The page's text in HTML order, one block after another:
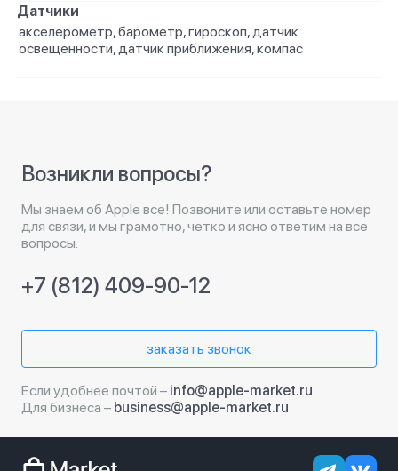
Датчики
акселерометр, барометр, гироскоп, датчик
освещенности, датчик приближения, компас
Возникли вопросы?
Мы знаем об Apple все! Позвоните или оставьте номер
для связи, и мы грамотно, четко и ясно ответим на все
вопросы.
+7 (812) 409-90-12
заказать звонок
Если удобнее почтой – info@apple-market.ru
Для бизнеса – business@apple-market.ru